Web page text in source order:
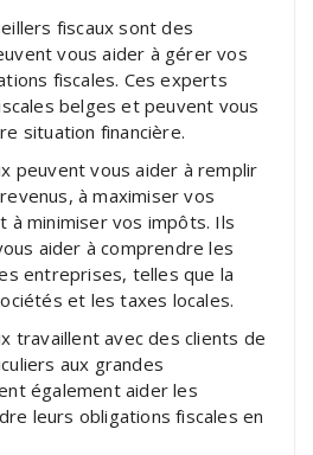
fiscaux sont des
vous aider à gérer vos
fiscales. Ces experts
belges et peuvent vous
situation financière.
peuvent vous aider à remplir
à maximiser vos
à minimiser vos impôts. Ils
aider à comprendre les
entreprises, telles que la
et les taxes locales.
travaillent avec des clients de
aux grandes
également aider les
leurs obligations fiscales en